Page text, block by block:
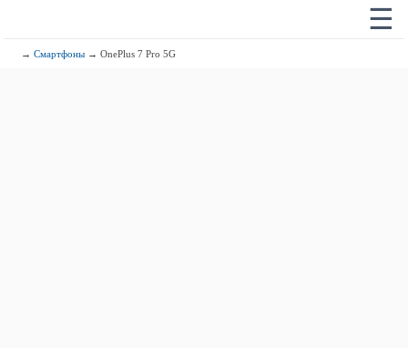
☰
→Смартфоны → OnePlus 7 Pro 5G